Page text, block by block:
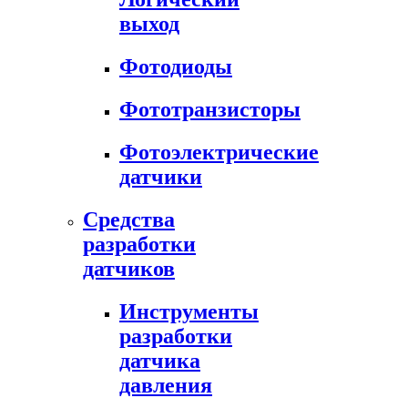
выход
Фотодиоды
Фототранзисторы
Фотоэлектрические
датчики
Средства
разработки
датчиков
Инструменты
разработки
датчика
давления